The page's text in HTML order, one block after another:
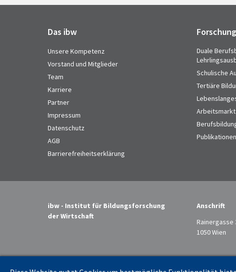
Das ibw
Unsere Kompetenz
Vorstand und Mitglieder
Team
Karriere
Partner
Impressum
Datenschutz
AGB
Barrierefreiheitserklärung
Forschung
Duale
Schulische
Tertiäre
Publikationen
ibw - Institut für Bildungsforschung
der Wirtschaft
Anschrift
Rainergasse
1050 Wien